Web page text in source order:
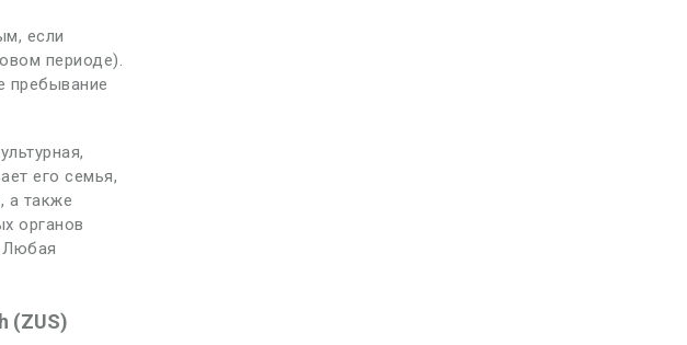
если
периоде).
пребывание
его семья,
а также
органов
Любая
(ZUS)